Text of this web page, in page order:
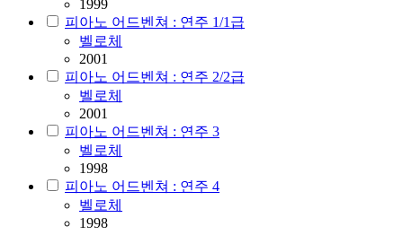
1999
피아노 어드벤쳐 : 연주 1/1급
벨로체
2001
피아노 어드벤쳐 : 연주 2/2급
벨로체
2001
피아노 어드벤쳐 : 연주 3
벨로체
1998
피아노 어드벤쳐 : 연주 4
벨로체
1998